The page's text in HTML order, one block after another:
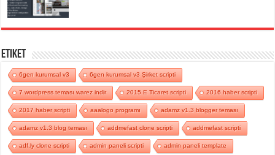
Etiket
6gen kurumsal v3 6gen kurumsal v3 Şirket scripti
7 wordpress teması warez indir 2015 E Ticaret scripti 2016 haber scripti
2017 haber scripti aaalogo programı adamz v1.3 blogger teması
adamz v1.3 blog teması addmefast clone scripti addmefast scripti
adf.ly clone scripti admin paneli scripti admin paneli template